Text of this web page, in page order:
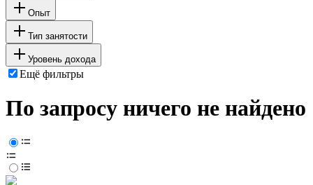
Опыт
Тип занятости
Уровень дохода
Ещё фильтры
По запросу ничего не найдено